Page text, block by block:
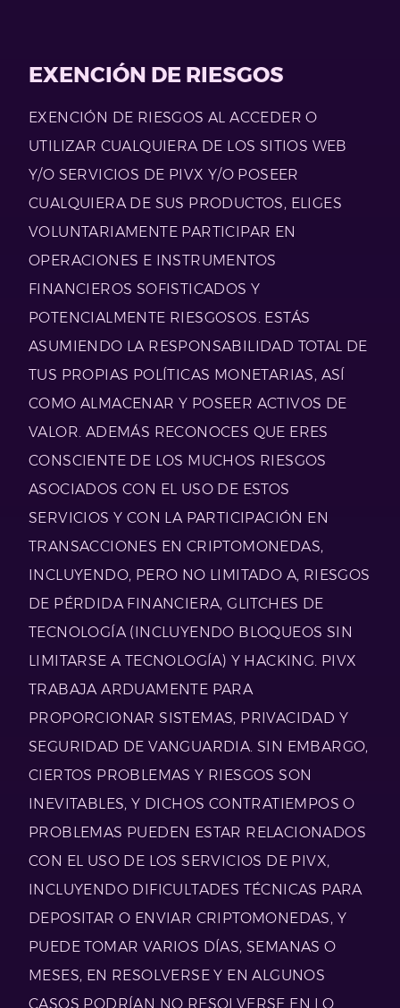
EXENCIÓN DE RIESGOS
EXENCIÓN DE RIESGOS AL ACCEDER O
UTILIZAR CUALQUIERA DE LOS SITIOS WEB
Y/O SERVICIOS DE PIVX Y/O POSEER
CUALQUIERA DE SUS PRODUCTOS, ELIGES
VOLUNTARIAMENTE PARTICIPAR EN
OPERACIONES E INSTRUMENTOS
FINANCIEROS SOFISTICADOS Y
POTENCIALMENTE RIESGOSOS. ESTÁS
ASUMIENDO LA RESPONSABILIDAD TOTAL DE
TUS PROPIAS POLÍTICAS MONETARIAS, ASÍ
COMO ALMACENAR Y POSEER ACTIVOS DE
VALOR. ADEMÁS RECONOCES QUE ERES
CONSCIENTE DE LOS MUCHOS RIESGOS
ASOCIADOS CON EL USO DE ESTOS
SERVICIOS Y CON LA PARTICIPACIÓN EN
TRANSACCIONES EN CRIPTOMONEDAS,
INCLUYENDO, PERO NO LIMITADO A, RIESGOS
DE PÉRDIDA FINANCIERA, GLITCHES DE
TECNOLOGÍA (INCLUYENDO BLOQUEOS SIN
LIMITARSE A TECNOLOGÍA) Y HACKING. PIVX
TRABAJA ARDUAMENTE PARA
PROPORCIONAR SISTEMAS, PRIVACIDAD Y
SEGURIDAD DE VANGUARDIA. SIN EMBARGO,
CIERTOS PROBLEMAS Y RIESGOS SON
INEVITABLES, Y DICHOS CONTRATIEMPOS O
PROBLEMAS PUEDEN ESTAR RELACIONADOS
CON EL USO DE LOS SERVICIOS DE PIVX,
INCLUYENDO DIFICULTADES TÉCNICAS PARA
DEPOSITAR O ENVIAR CRIPTOMONEDAS, Y
PUEDE TOMAR VARIOS DÍAS, SEMANAS O
MESES, EN RESOLVERSE Y EN ALGUNOS
CASOS PODRÍAN NO RESOLVERSE EN LO